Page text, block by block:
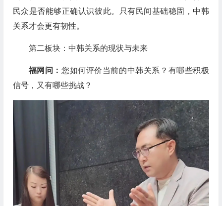
民众是否能够正确认识彼此。只有民间基础稳固，中韩
关系才会更有韧性。
第二板块：中韩关系的现状与未来
福网问： 您如何评价当前的中韩关系？有哪些积极
信号，又有哪些挑战？